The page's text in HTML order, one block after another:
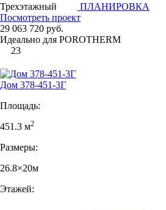
Трехэтажный
ПЛАНИРОВКА
Посмотреть проект
29 063 720 руб.
Идеально для POROTHERM
23
Дом 378-451-3Г
Площадь:
451.3 м2
Размеры:
26.8×20м
Этажей: